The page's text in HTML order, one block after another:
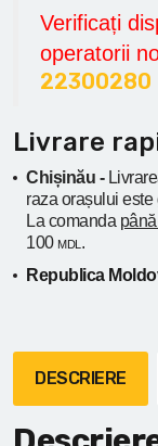
Verificați
operatorii
22300280
Livrare
Chișinău -
raza orașului este
La comanda
100 MDL .
Republica
DESCRIERE